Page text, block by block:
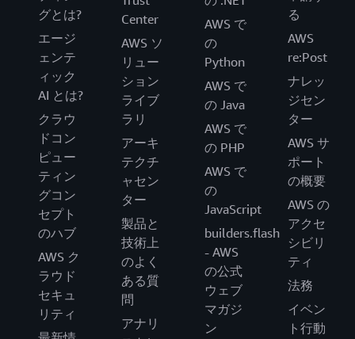
グとは?
エージ
ェンテ
ィック
AI とは?
クラウ
ドコン
ピュー
ティン
グコン
セプト
のハブ
AWS ク
ラウド
セキュ
リティ
Center
AWS ソ
リュー
ション
ライブ
ラリ
アーキ
テクチ
ャセン
ター
製品と
技術上
のよく
ある質
問
アナリ
AWS で
の
Python
AWS で
の Java
AWS で
の PHP
AWS で
の
JavaScript
builders.flash
- AWS
の公式
ウェブ
マガジ
ン
る
AWS
re:Post
ナレッ
ジセン
ター
AWS サ
ポート
の概要
AWS の
アクセ
シビリ
ティ
法務
イベン
ト行動